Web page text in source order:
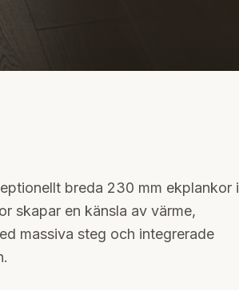
breda 230 mm ekplankor i
skapar en känsla av värme,
massiva steg och integrerade